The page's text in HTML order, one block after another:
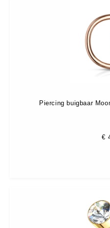
Piercing buigbaar
€